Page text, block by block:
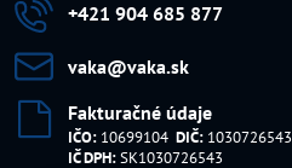
+421 904 685 877
vaka​@vaka​.sk
Fakturačné údaje
IČO: 10699104 DIČ: 1030726543
IČ DPH:SK1030726543